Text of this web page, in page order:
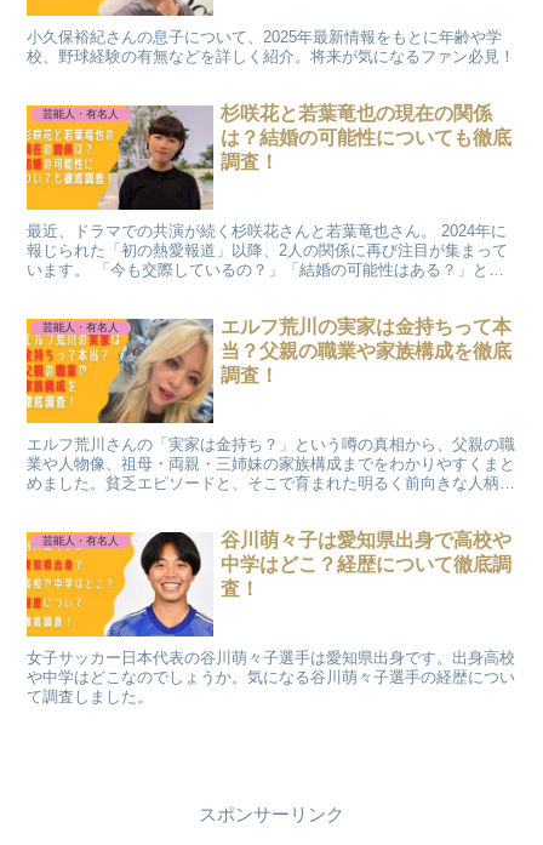
小久保裕紀さんの息子について、2025年最新情報をもとに年齢や学
校、野球経験の有無などを詳しく紹介。将来が気になるファン必見！
芸能人・有名人
杉咲花と若葉竜也の現在の関係
は？結婚の可能性についても徹底
調査！
最近、ドラマでの共演が続く杉咲花さんと若葉竜也さん。 2024年に
報じられた「初の熱愛報道」以降、2人の関係に再び注目が集まって
います。 「今も交際しているの？」「結婚の可能性はある？」と気
芸能人・有名人
エルフ荒川の実家は金持ちって本
当？父親の職業や家族構成を徹底
調査！
エルフ荒川さんの「実家は金持ち？」という噂の真相から、父親の職
業や人物像、祖母・両親・三姉妹の家族構成までをわかりやすくまと
めました。貧乏エピソードと、そこで育まれた明るく前向きな人柄の
芸能人・有名人
谷川萌々子は愛知県出身で高校や
中学はどこ？経歴について徹底調
査！
女子サッカー日本代表の谷川萌々子選手は愛知県出身です。出身高校
や中学はどこなのでしょうか。気になる谷川萌々子選手の経歴につい
て調査しました。
スポンサーリンク